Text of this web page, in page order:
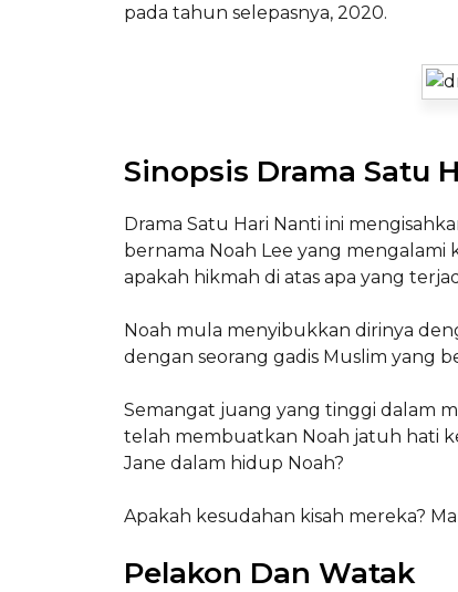
pada tahun selepasnya, 2020.
Sinopsis Drama Satu
Drama Satu Hari Nanti ini
bernama Noah Lee yang
apakah hikmah di atas apa yang
Noah mula menyibukkan dirinya
dengan seorang gadis Muslim yang
Semangat juang yang tinggi dalam
telah membuatkan Noah jatuh hati
Jane dalam hidup Noah?
Apakah kesudahan kisah mereka?
Pelakon Dan Watak